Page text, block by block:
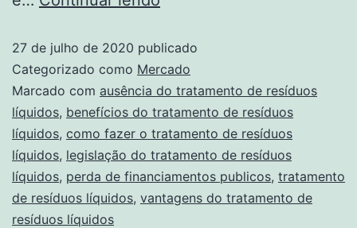
27 de julho de 2020 publicado
Categorizado como Mercado
Marcado com ausência do tratamento de resíduos
líquidos, benefícios do tratamento de resíduos
líquidos, como fazer o tratamento de resíduos
líquidos, legislação do tratamento de resíduos
líquidos, perda de financiamentos publicos, tratamento
de resíduos líquidos, vantagens do tratamento de
resíduos líquidos